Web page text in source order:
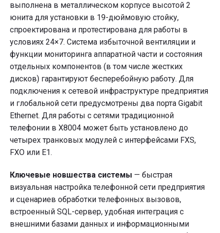
выполнена в металлическом корпусе высотой 2
юнита для установки в 19-дюймовую стойку,
спроектирована и протестирована для работы в
условиях 24×7. Система избыточной вентиляции и
функции мониторинга аппаратной части и состояния
отдельных компонентов (в том числе жестких
дисков) гарантируют бесперебойную работу. Для
подключения к сетевой инфраструктуре предприятия
и глобальной сети предусмотрены два порта Gigabit
Ethernet. Для работы с сетями традиционной
телефонии в X8004 может быть установлено до
четырех транковых модулей с интерфейсами FXS,
FXO или E1.
Ключевые новшества системы — быстрая
визуальная настройка телефонной сети предприятия
и сценариев обработки телефонных вызовов,
встроенный SQL-сервер, удобная интеграция с
внешними базами данных и информационными